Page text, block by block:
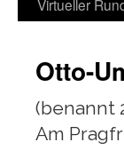
Virtueller
Otto-
(benannt
Am